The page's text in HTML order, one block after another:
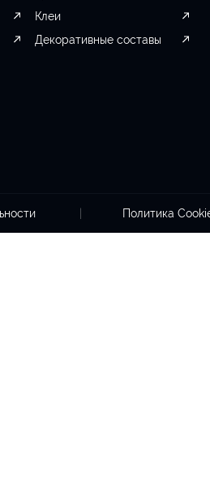
Клеи
Декоративные составы
Политика